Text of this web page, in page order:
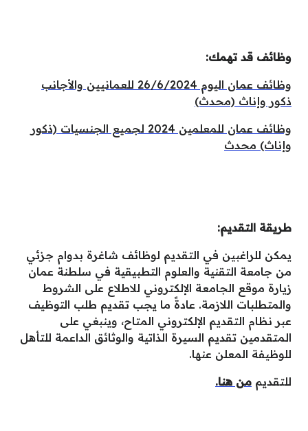
وظائف قد تهمك:
وظائف عمان اليوم 26/6/2024 للعمانيين والأجانب
ذكور وإناث (محدث)
وظائف عمان للمعلمين 2024 لجميع الجنسيات (ذكور
وإناث) محدث
طريقة التقديم:
يمكن للراغبين في التقديم لوظائف شاغرة بدوام جزئي
من جامعة التقنية والعلوم التطبيقية في سلطنة عمان
زيارة موقع الجامعة الإلكتروني للاطلاع على الشروط
والمتطلبات اللازمة. عادةً ما يجب تقديم طلب التوظيف
عبر نظام التقديم الإلكتروني المتاح، وينبغي على
المتقدمين تقديم السيرة الذاتية والوثائق الداعمة للتأهل
للوظيفة المعلن عنها.
للتقديم من هنا.